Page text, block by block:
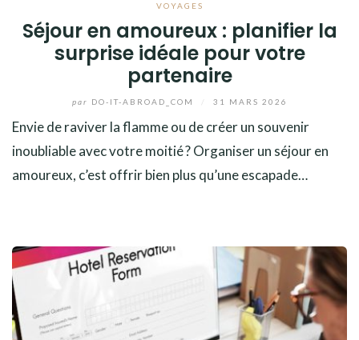
VOYAGES
Séjour en amoureux : planifier la
surprise idéale pour votre
partenaire
par DO-IT-ABROAD_COM 31 MARS 2026
Envie de raviver la flamme ou de créer un souvenir
inoubliable avec votre moitié ? Organiser un séjour en
amoureux, c’est offrir bien plus qu’une escapade…